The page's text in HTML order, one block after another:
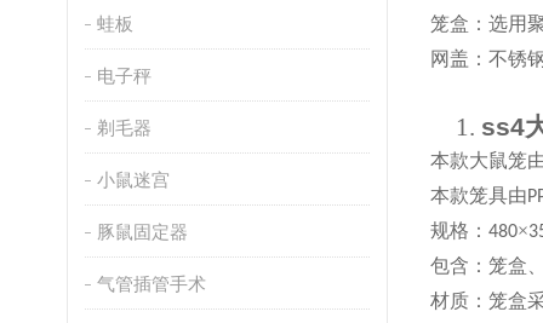
蛙板
电子秤
剃毛器
小鼠迷宫
豚鼠固定器
气管插管手术
笼盒：选用
网盖：不锈
1. ss4
本款大鼠笼
本款笼具由
规格： 480×
包含：笼盒
材质：笼盒